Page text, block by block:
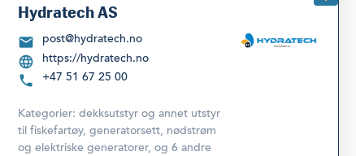
Hydratech AS
post@hydratech.no
https://hydratech.no
+47 51 67 25 00
Kategorier:dekksutstyr og annet utstyr
til fiskefartøy,generatorsett, nødstrøm
og elektriske generatorer,og 6 andre